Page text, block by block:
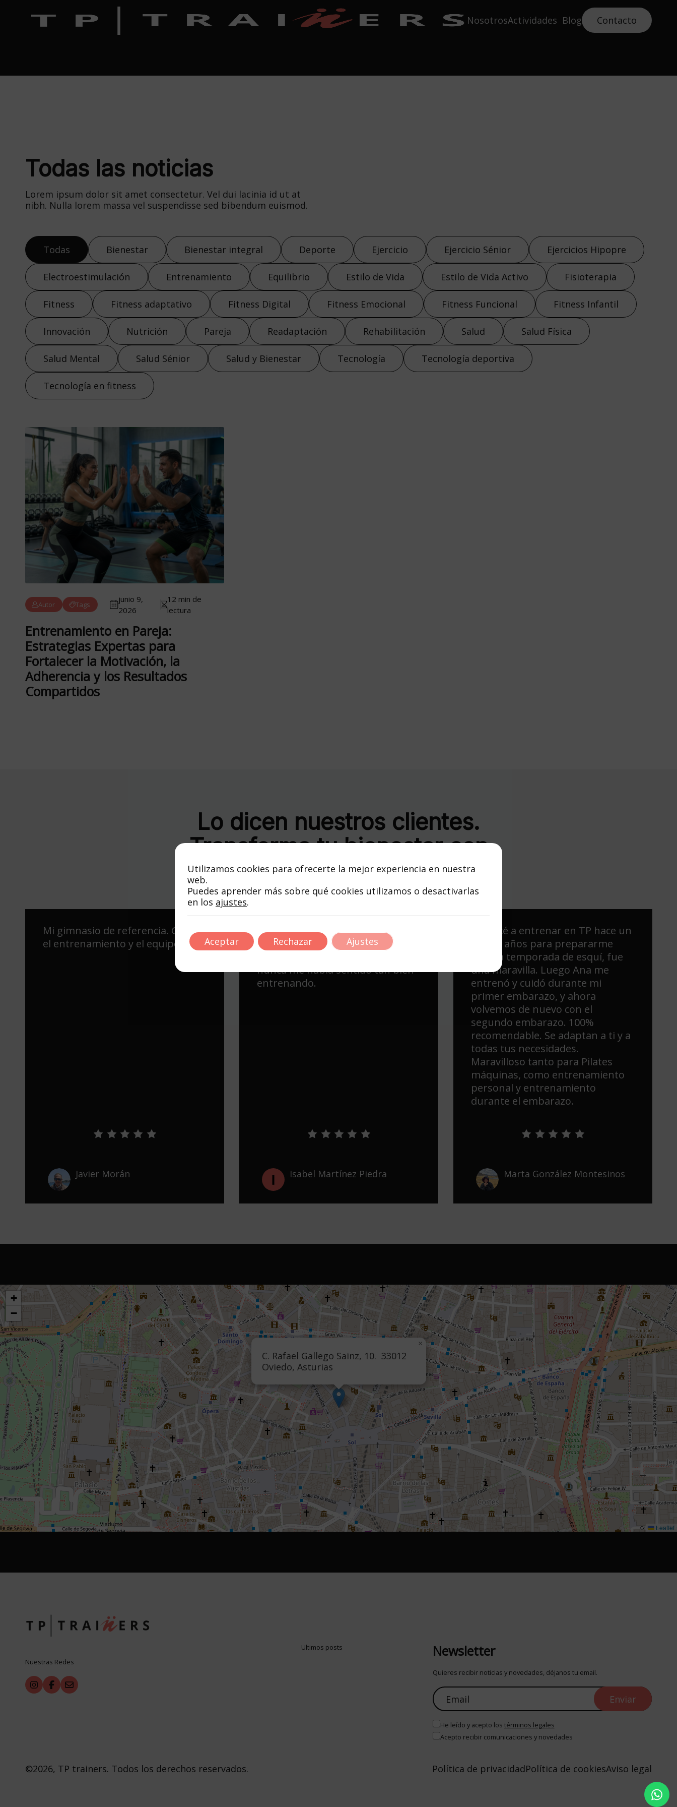
NosotrosActividades Blog Contacto
Todas las noticias
Lorem ipsum dolor sit amet consectetur. Vel dui lacinia id ut at
nibh. Nulla lorem massa vel suspendisse sed bibendum euismod.
Todas Bienestar Bienestar integral Deporte Ejercicio Ejercicio Sénior Ejercicios Hipopre
Electroestimulación Entrenamiento Equilibrio Estilo de Vida Estilo de Vida Activo Fisioterapia
Fitness Fitness adaptativo Fitness Digital Fitness Emocional Fitness Funcional Fitness Infantil
Innovación Nutrición Pareja Readaptación Rehabilitación Salud Salud Física
Salud Mental Salud Sénior Salud y Bienestar Tecnología Tecnología deportiva
Tecnología en fitness
Autor Tags
junio 9,
2026
12 min de
lectura
Entrenamiento en Pareja:
Estrategias Expertas para
Fortalecer la Motivación, la
Adherencia y los Resultados
Compartidos
Lo dicen nuestros clientes.
Transforma tu bienestar con
nosotros
Mi gimnasio de referencia. Genial
el entrenamiento y el equipo!!!
Javier Morán
Entrenamiento personalizado,
excelentes profesionales,ejercicios
nunca me había sentido tan bien
entrenando.
Isabel Martínez Piedra
Empecé a entrenar en TP hace un
par de años para prepararme
para la temporada de esquí, fue
una maravilla. Luego Ana me
entrenó y cuidó durante mi
primer embarazo, y ahora
volvemos de nuevo con el
segundo embarazo. 100%
recomendable. Se adaptan a ti y a
todas tus necesidades.
Maravilloso tanto para Pilates
máquinas, como entrenamiento
personal y entrenamiento
durante el embarazo.
Marta González Montesinos
C. Rafael Gallego Sainz, 10. 33012
Oviedo, Asturias
×
+
−
Leaflet
Nuestras Redes
Ultimos posts Newsletter
Quieres recibir noticias y novedades, déjanos tu email.
He leído y acepto los términos legales
Acepto recibir comunicaciones y novedades
©2026, TP trainers. Todos los derechos reservados. Política de privacidadPolítica de cookiesAviso legal
Utilizamos cookies para ofrecerte la mejor experiencia en nuestra
web.
Puedes aprender más sobre qué cookies utilizamos o desactivarlas
en los ajustes.
Aceptar Rechazar Ajustes